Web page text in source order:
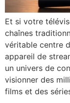
Et si votre
chaînes
véritable centre
appareil de
un univers de
visionner des
films et des